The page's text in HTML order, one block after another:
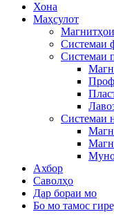
Хона
Маҳсулот
Системаи
Системаи
Системаи
Ахбор
Саволҳо
Дар бораи мо
Бо мо тамос